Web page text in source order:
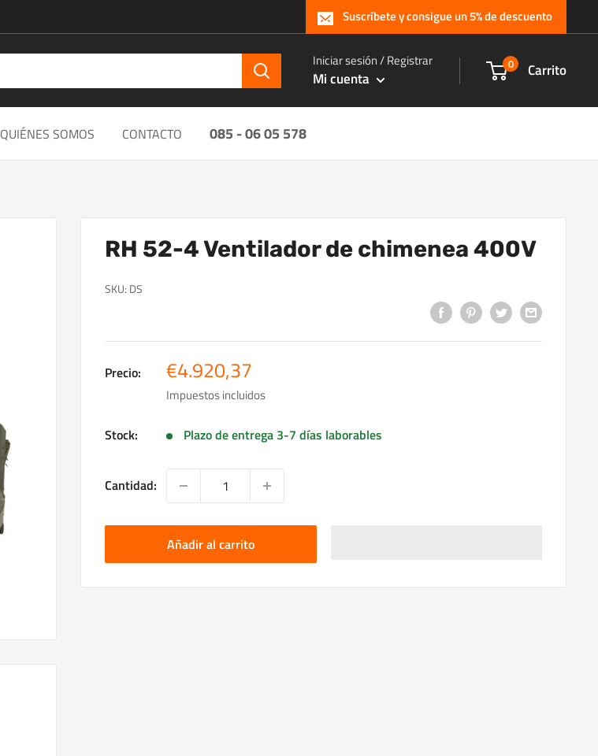
Suscríbete y consigue un 5% de descuento
Iniciar sesión / Registrar
Mi cuenta
0 Carrito
QUIÉNES SOMOS CONTACTO 085 - 06 05 578
RH 52-4 Ventilador de chimenea 400V
SKU: DS
Precio: Precio
de
venta
€4.920,37
Impuestos incluidos
Stock: Plazo de entrega 3-7 días laborables
Cantidad:
Añadir al carrito